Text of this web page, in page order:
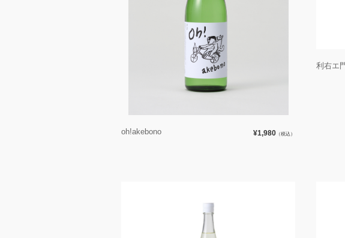
oh!akebono ¥1,980 （税込）
利右エ